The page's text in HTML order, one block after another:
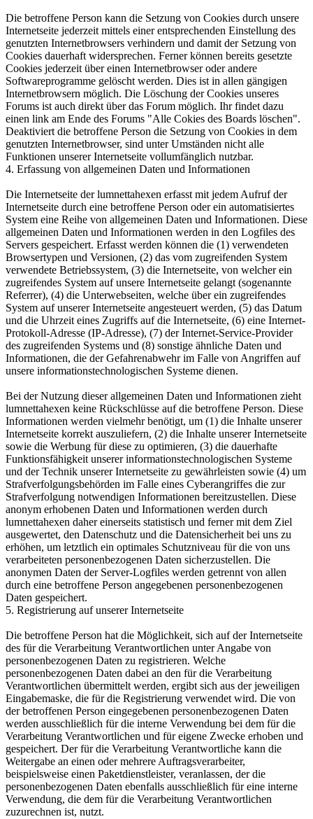
Die betroffene Person kann die Setzung von Cookies durch unsere
Internetseite jederzeit mittels einer entsprechenden Einstellung des
genutzten Internetbrowsers verhindern und damit der Setzung von
Cookies dauerhaft widersprechen. Ferner können bereits gesetzte
Cookies jederzeit über einen Internetbrowser oder andere
Softwareprogramme gelöscht werden. Dies ist in allen gängigen
Internetbrowsern möglich. Die Löschung der Cookies unseres
Forums ist auch direkt über das Forum möglich. Ihr findet dazu
einen link am Ende des Forums "Alle Cokies des Boards löschen".
Deaktiviert die betroffene Person die Setzung von Cookies in dem
genutzten Internetbrowser, sind unter Umständen nicht alle
Funktionen unserer Internetseite vollumfänglich nutzbar.
4. Erfassung von allgemeinen Daten und Informationen
Die Internetseite der lumnettahexen erfasst mit jedem Aufruf der
Internetseite durch eine betroffene Person oder ein automatisiertes
System eine Reihe von allgemeinen Daten und Informationen. Diese
allgemeinen Daten und Informationen werden in den Logfiles des
Servers gespeichert. Erfasst werden können die (1) verwendeten
Browsertypen und Versionen, (2) das vom zugreifenden System
verwendete Betriebssystem, (3) die Internetseite, von welcher ein
zugreifendes System auf unsere Internetseite gelangt (sogenannte
Referrer), (4) die Unterwebseiten, welche über ein zugreifendes
System auf unserer Internetseite angesteuert werden, (5) das Datum
und die Uhrzeit eines Zugriffs auf die Internetseite, (6) eine Internet-
Protokoll-Adresse (IP-Adresse), (7) der Internet-Service-Provider
des zugreifenden Systems und (8) sonstige ähnliche Daten und
Informationen, die der Gefahrenabwehr im Falle von Angriffen auf
unsere informationstechnologischen Systeme dienen.
Bei der Nutzung dieser allgemeinen Daten und Informationen zieht
lumnettahexen keine Rückschlüsse auf die betroffene Person. Diese
Informationen werden vielmehr benötigt, um (1) die Inhalte unserer
Internetseite korrekt auszuliefern, (2) die Inhalte unserer Internetseite
sowie die Werbung für diese zu optimieren, (3) die dauerhafte
Funktionsfähigkeit unserer informationstechnologischen Systeme
und der Technik unserer Internetseite zu gewährleisten sowie (4) um
Strafverfolgungsbehörden im Falle eines Cyberangriffes die zur
Strafverfolgung notwendigen Informationen bereitzustellen. Diese
anonym erhobenen Daten und Informationen werden durch
lumnettahexen daher einerseits statistisch und ferner mit dem Ziel
ausgewertet, den Datenschutz und die Datensicherheit bei uns zu
erhöhen, um letztlich ein optimales Schutzniveau für die von uns
verarbeiteten personenbezogenen Daten sicherzustellen. Die
anonymen Daten der Server-Logfiles werden getrennt von allen
durch eine betroffene Person angegebenen personenbezogenen
Daten gespeichert.
5. Registrierung auf unserer Internetseite
Die betroffene Person hat die Möglichkeit, sich auf der Internetseite
des für die Verarbeitung Verantwortlichen unter Angabe von
personenbezogenen Daten zu registrieren. Welche
personenbezogenen Daten dabei an den für die Verarbeitung
Verantwortlichen übermittelt werden, ergibt sich aus der jeweiligen
Eingabemaske, die für die Registrierung verwendet wird. Die von
der betroffenen Person eingegebenen personenbezogenen Daten
werden ausschließlich für die interne Verwendung bei dem für die
Verarbeitung Verantwortlichen und für eigene Zwecke erhoben und
gespeichert. Der für die Verarbeitung Verantwortliche kann die
Weitergabe an einen oder mehrere Auftragsverarbeiter,
beispielsweise einen Paketdienstleister, veranlassen, der die
personenbezogenen Daten ebenfalls ausschließlich für eine interne
Verwendung, die dem für die Verarbeitung Verantwortlichen
zuzurechnen ist, nutzt.